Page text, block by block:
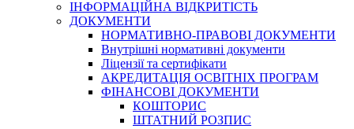
ІНФОРМАЦІЙНА ВІДКРИТІСТЬ
ДОКУМЕНТИ
НОРМАТИВНО-ПРАВОВІ ДОКУМЕНТИ
Внутрішні нормативні документи
Ліцензії та сертифікати
АКРЕДИТАЦІЯ ОСВІТНІХ ПРОГРАМ
ФІНАНСОВІ ДОКУМЕНТИ
КОШТОРИС
ШТАТНИЙ РОЗПИС